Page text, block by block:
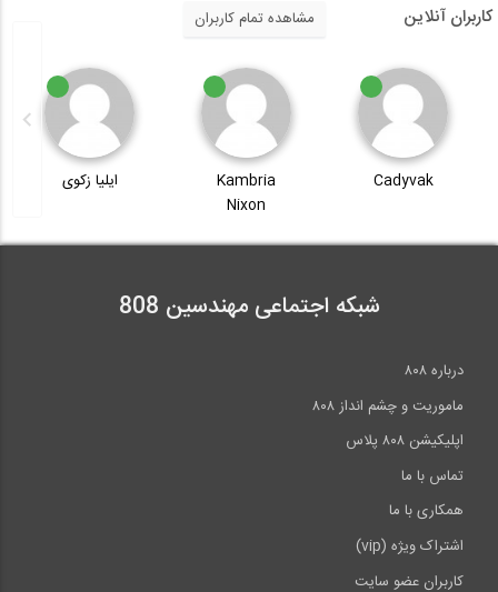
5:28
ویدیوی جوشکاری تعمیری، در این ویدیو هوک...
تکنیک جوشکاری سربالا با الکترود دستی با...
کاربران آنلاین مشاهده تمام کاربران
Cadyvak
Kambria
Nixon
ایلیا زکوی
شبکه اجتماعی مهندسین 808
درباره ۸۰۸
ماموریت و چشم انداز ۸۰۸
اپلیکیشن ۸۰۸ پلاس
تماس با ما
همکاری با ما
اشتراک ویژه (vip)
کاربران عضو سایت